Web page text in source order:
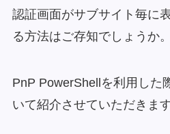
認証画面がサブサイト毎に
る方法はご存知でしょうか。
PnP PowerShellを利用した
いて紹介させていただきます